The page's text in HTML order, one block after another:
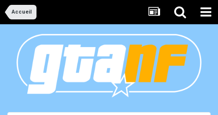
Accueil